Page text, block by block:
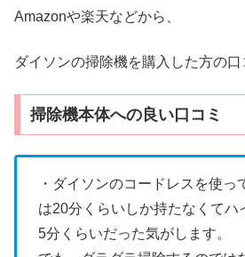
Amazonや楽天などから、
ダイソンの掃除機を購入した方の口
掃除機本体への良い口コミ
・ダイソンのコードレスを使っ
は20分くらいしか持たなくてハ
5分くらいだった気がします。